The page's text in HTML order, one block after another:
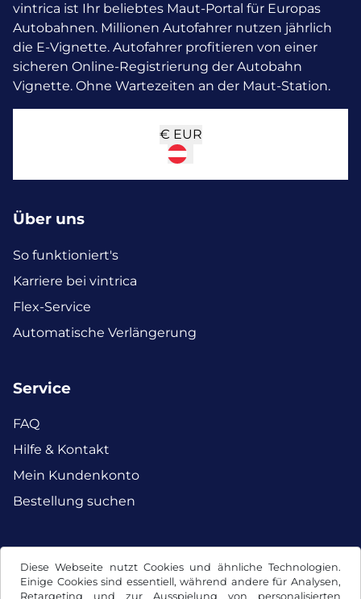
Diese Webseite nutzt Cookies und ähnliche Technologien.
Einige Cookies sind essentiell, während andere für Analysen,
Retargeting und zur Ausspielung von personalisierten
vintrica ist Ihr beliebtes Maut-Portal für Europas
Autobahnen. Millionen Autofahrer nutzen jährlich
die E-Vignette. Autofahrer profitieren von einer
sicheren Online-Registrierung der Autobahn
Vignette. Ohne Wartezeiten an der Maut-Station.
€ EUR
Über uns
So funktioniert's
Karriere bei vintrica
Flex-Service
Automatische Verlängerung
Service
FAQ
Hilfe & Kontakt
Mein Kundenkonto
Bestellung suchen
Facebook Instagram